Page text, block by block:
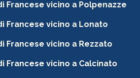
Francese vicino a Polpenazze
Francese vicino a Lonato
Francese vicino a Rezzato
Francese vicino a Calcinato